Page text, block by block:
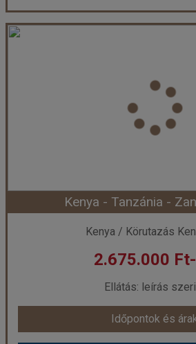
Kenya - Szafarik és
Körutazás
Utazás módja:
Ellátás: leírás
Szálláskategória:
2 ágyas
Időpont: 2026-11-28 |
már 1.594.000
Időpontok és
Bőröndbe
Kenya - Tanzánia -
Kenya / Körutazás
2.675.000
Ellátás: leírás
Időpontok és